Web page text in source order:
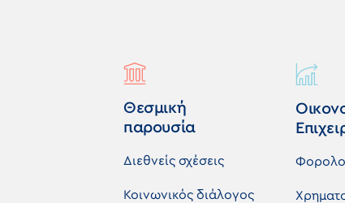
Θεσμική
παρουσία
Διεθνείς σχέσεις
Κοινωνικός διάλογος